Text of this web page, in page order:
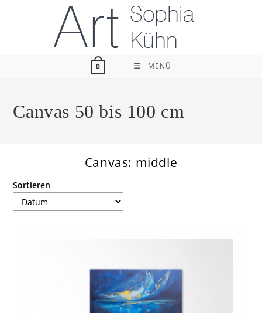
0 MENÜ
Canvas 50 bis 100 cm
Canvas: middle
Sortieren